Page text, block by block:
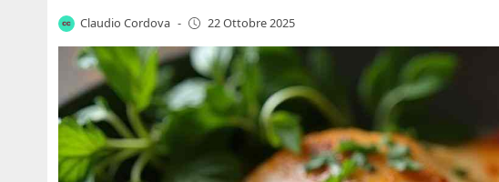
Claudio Cordova - 22 Ottobre 2025